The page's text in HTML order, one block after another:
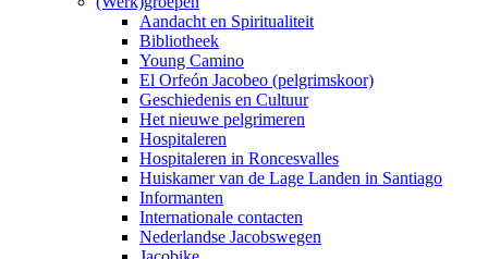
Aandacht en Spiritualiteit
Bibliotheek
Young Camino
El Orfeón Jacobeo (pelgrimskoor)
Geschiedenis en Cultuur
Het nieuwe pelgrimeren
Hospitaleren
Hospitaleren in Roncesvalles
Huiskamer van de Lage Landen in Santiago
Informanten
Internationale contacten
Nederlandse Jacobswegen